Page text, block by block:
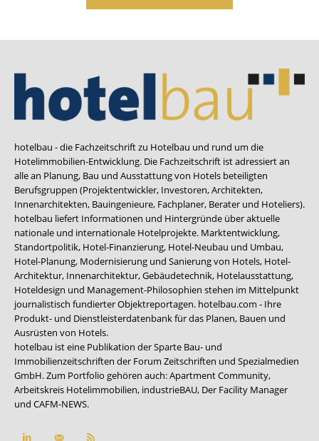
hotelbau - die Fachzeitschrift zu Hotelbau und rund um die
Hotelimmobilien-Entwicklung. Die Fachzeitschrift ist adressiert an
alle an Planung, Bau und Ausstattung von Hotels beteiligten
Berufsgruppen (Projektentwickler, Investoren, Architekten,
Innenarchitekten, Bauingenieure, Fachplaner, Berater und Hoteliers).
hotelbau liefert Informationen und Hintergründe über aktuelle
nationale und internationale Hotelprojekte. Marktentwicklung,
Standortpolitik, Hotel-Finanzierung, Hotel-Neubau und Umbau,
Hotel-Planung, Modernisierung und Sanierung von Hotels, Hotel-
Architektur, Innenarchitektur, Gebäudetechnik, Hotelausstattung,
Hoteldesign und Management-Philosophien stehen im Mittelpunkt
journalistisch fundierter Objektreportagen. hotelbau.com - Ihre
Produkt- und Dienstleisterdatenbank für das Planen, Bauen und
Ausrüsten von Hotels.
hotelbau ist eine Publikation der Sparte Bau- und
Immobilienzeitschriften der Forum Zeitschriften und Spezialmedien
GmbH. Zum Portfolio gehören auch:Apartment Community,
Arbeitskreis Hotelimmobilien, industrieBAU, Der Facility Manager
und CAFM-NEWS.